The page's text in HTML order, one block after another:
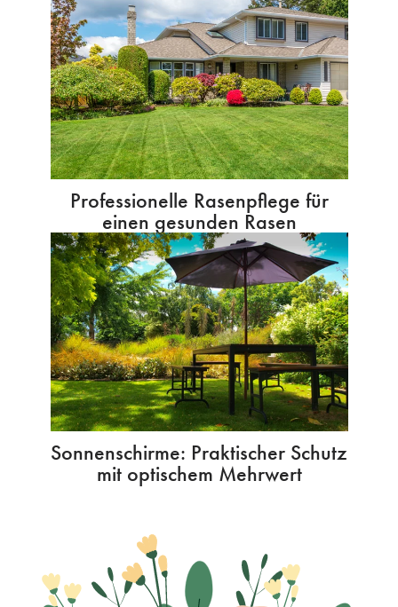
Professionelle Rasenpflege für
einen gesunden Rasen
Sonnenschirme: Praktischer Schutz
mit optischem Mehrwert